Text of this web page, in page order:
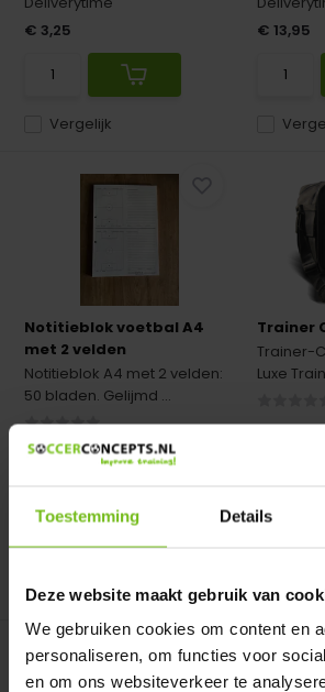
Toestemming Details
Deze website maakt gebruik van
We gebruiken cookies om content en
personaliseren, om functies voor
en om ons websiteverkeer te
Vergelijk
€ 3,25
€ 13,95
Notitieblok voetbal A4
met 2 velden
Notitieblok A4 met 2 velden:
50 bladen. Gelijmd ...
Vergelijk
Op voorraad
Deliverytime
Trainer
Trainer-
Luxe
Niet op